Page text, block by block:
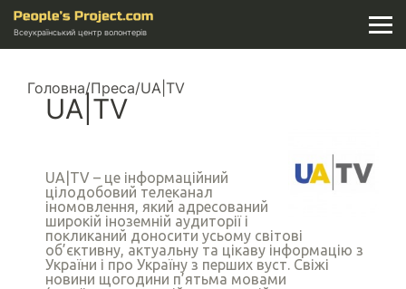
Всеукраїнський центр волонтерів
Головна/Преса/UA|TV
UA|TV
UA|TV – це інформаційний
цілодобовий телеканал
іномовлення, який адресований
широкій іноземній аудиторії і
покликаний доносити усьому світові
об’єктивну, актуальну та цікаву інформацію з
України і про Україну з перших вуст. Свіжі
новини щогодини п’ятьма мовами